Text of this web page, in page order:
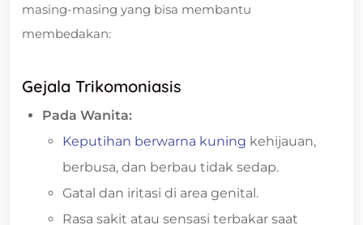
masing-masing yang bisa membantu
membedakan:
Gejala Trikomoniasis
Pada Wanita:
Keputihan berwarna kuning kehijauan,
berbusa, dan berbau tidak sedap.
Gatal dan iritasi di area genital.
Rasa sakit atau sensasi terbakar saat